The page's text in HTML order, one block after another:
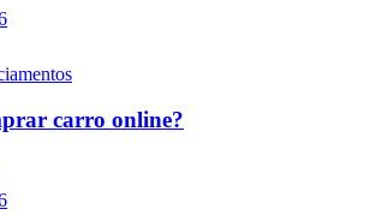
carro online?